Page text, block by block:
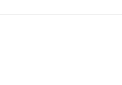
ayakkabıya anında